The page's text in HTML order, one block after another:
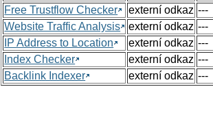
Free Trustflow Checker
externí odkaz ---
Website Traffic Analysis
externí odkaz ---
IP Address to Location
externí odkaz ---
Index Checker
externí odkaz ---
Backlink Indexer
externí odkaz ---